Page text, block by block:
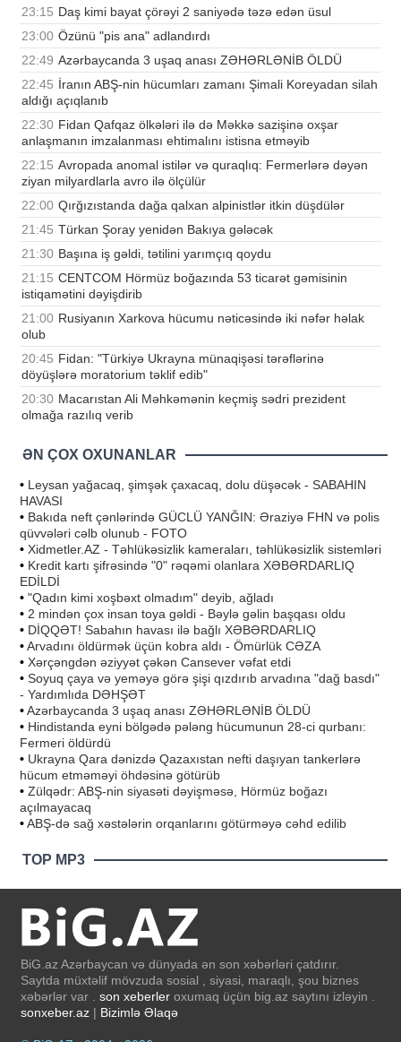
23:15 Daş kimi bayat çörəyi 2 saniyədə təzə edən üsul
23:00 Özünü "pis ana" adlandırdı
22:49 Azərbaycanda 3 uşaq anası ZƏHƏRLƏNİB ÖLDÜ
22:45 İranın ABŞ-nin hücumları zamanı Şimali Koreyadan silah
aldığı açıqlanıb
22:30 Fidan Qafqaz ölkələri ilə də Məkkə sazişinə oxşar
anlaşmanın imzalanması ehtimalını istisna etməyib
22:15 Avropada anomal istilər və quraqlıq: Fermerlərə dəyən
ziyan milyardlarla avro ilə ölçülür
22:00 Qırğızıstanda dağa qalxan alpinistlər itkin düşdülər
21:45 Türkan Şoray yenidən Bakıya gələcək
21:30 Başına iş gəldi, tətilini yarımçıq qoydu
21:15 CENTCOM Hörmüz boğazında 53 ticarət gəmisinin
istiqamətini dəyişdirib
21:00 Rusiyanın Xarkova hücumu nəticəsində iki nəfər həlak
olub
20:45 Fidan: "Türkiyə Ukrayna münaqişəsi tərəflərinə
döyüşlərə moratorium təklif edib"
20:30 Macarıstan Ali Məhkəmənin keçmiş sədri prezident
olmağa razılıq verib
ƏN ÇOX OXUNANLAR
• Leysan yağacaq, şimşək çaxacaq, dolu düşəcək - SABAHIN
HAVASI
• Bakıda neft çənlərində GÜCLÜ YANĞIN: Əraziyə FHN və polis
qüvvələri cəlb olunub - FOTO
• Xidmetler.AZ - Təhlükəsizlik kameraları, təhlükəsizlik sistemləri
• Kredit kartı şifrəsində "0" rəqəmi olanlara XƏBƏRDARLIQ
EDİLDİ
• "Qadın kimi xoşbəxt olmadım" deyib, ağladı
• 2 mindən çox insan toya gəldi - Bəylə gəlin başqası oldu
• DİQQƏT! Sabahın havası ilə bağlı XƏBƏRDARLIQ
•Arvadını öldürmək üçün kobra aldı - Ömürlük CƏZA
• Xərçəngdən əziyyət çəkən Cansever vəfat etdi
• Soyuq çaya və yeməyə görə şişi qızdırıb arvadına "dağ basdı"
- Yardımlıda DƏHŞƏT
•Azərbaycanda 3 uşaq anası ZƏHƏRLƏNİB ÖLDÜ
• Hindistanda eyni bölgədə pələng hücumunun 28-ci qurbanı:
Fermeri öldürdü
• Ukrayna Qara dənizdə Qazaxıstan nefti daşıyan tankerlərə
hücum etməməyi öhdəsinə götürüb
• Zülqədr: ABŞ-nin siyasəti dəyişməsə, Hörmüz boğazı
açılmayacaq
•ABŞ-də sağ xəstələrin orqanlarını götürməyə cəhd edilib
TOP MP3
BiG.az Azərbaycan və dünyada ən son xəbərləri çatdırır.
Saytda müxtəlif mövzuda sosial , siyasi, maraqlı, şou biznes
xəbərlər var . son xeberler oxumaq üçün big.az saytını izləyin .
sonxeber.az | Bizimlə Əlaqə